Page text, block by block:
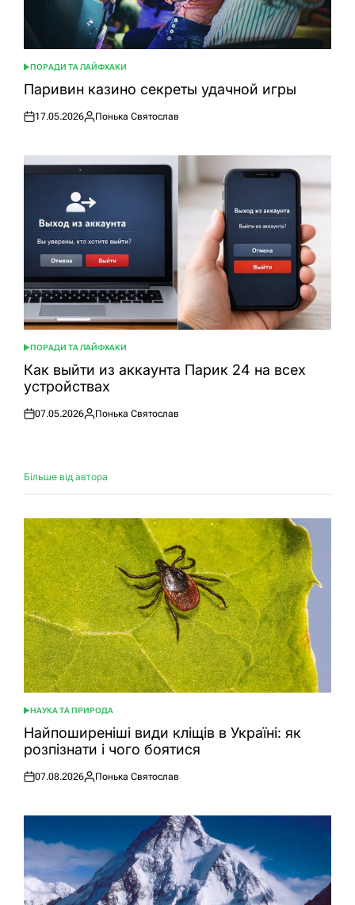
ОПУБЛІКУВАТИ
У
ПОРАДИ ТА ЛАЙФХАКИ
Паривин казино секреты удачной игры
Оприлюднено
17.05.2026
Опубліковано
Понька Святослав
ОПУБЛІКУВАТИ
У
ПОРАДИ ТА ЛАЙФХАКИ
Как выйти из аккаунта Парик 24 на всех
устройствах
Оприлюднено
07.05.2026
Опубліковано
Понька Святослав
Більше від автора
ОПУБЛІКУВАТИ
У
НАУКА ТА ПРИРОДА
Найпоширеніші види кліщів в Україні: як
розпізнати і чого боятися
Оприлюднено
07.08.2026
Опубліковано
Понька Святослав